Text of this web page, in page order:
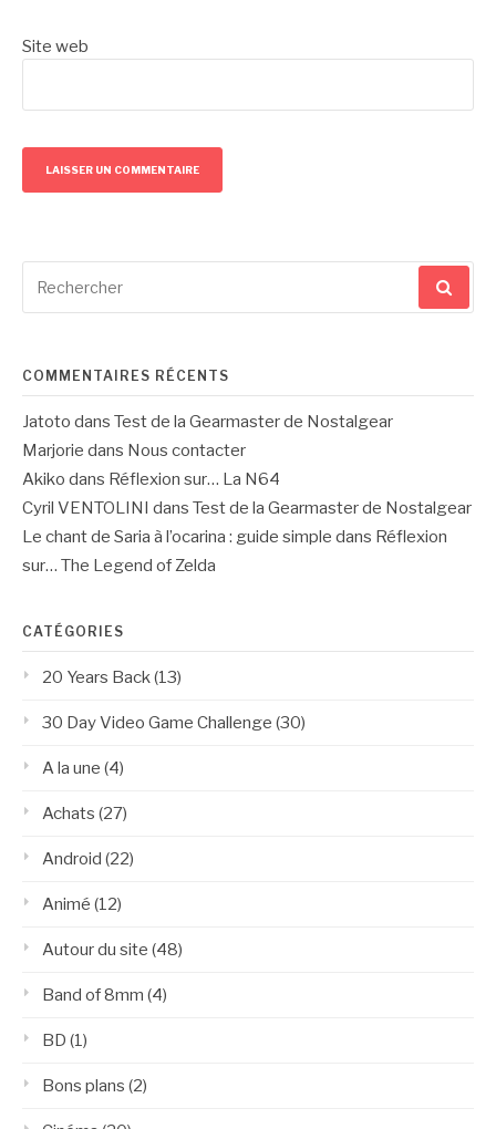
Site web
pour
COMMENTAIRES RÉCENTS
Jatoto dans Test de la Gearmaster de Nostalgear
Marjorie dans Nous contacter
Akiko dans Réflexion sur… La N64
Cyril VENTOLINI
dans Test de la Gearmaster de Nostalgear
Le chant de Saria à l’ocarina : guide simple dans Réflexion
sur… The Legend of Zelda
CATÉGORIES
20 Years Back(13)
30 Day Video Game Challenge (30)
A la une (4)
Achats (27)
Android (22)
Animé (12)
Autour du site (48)
Band of 8mm (4)
BD (1)
Bons plans (2)